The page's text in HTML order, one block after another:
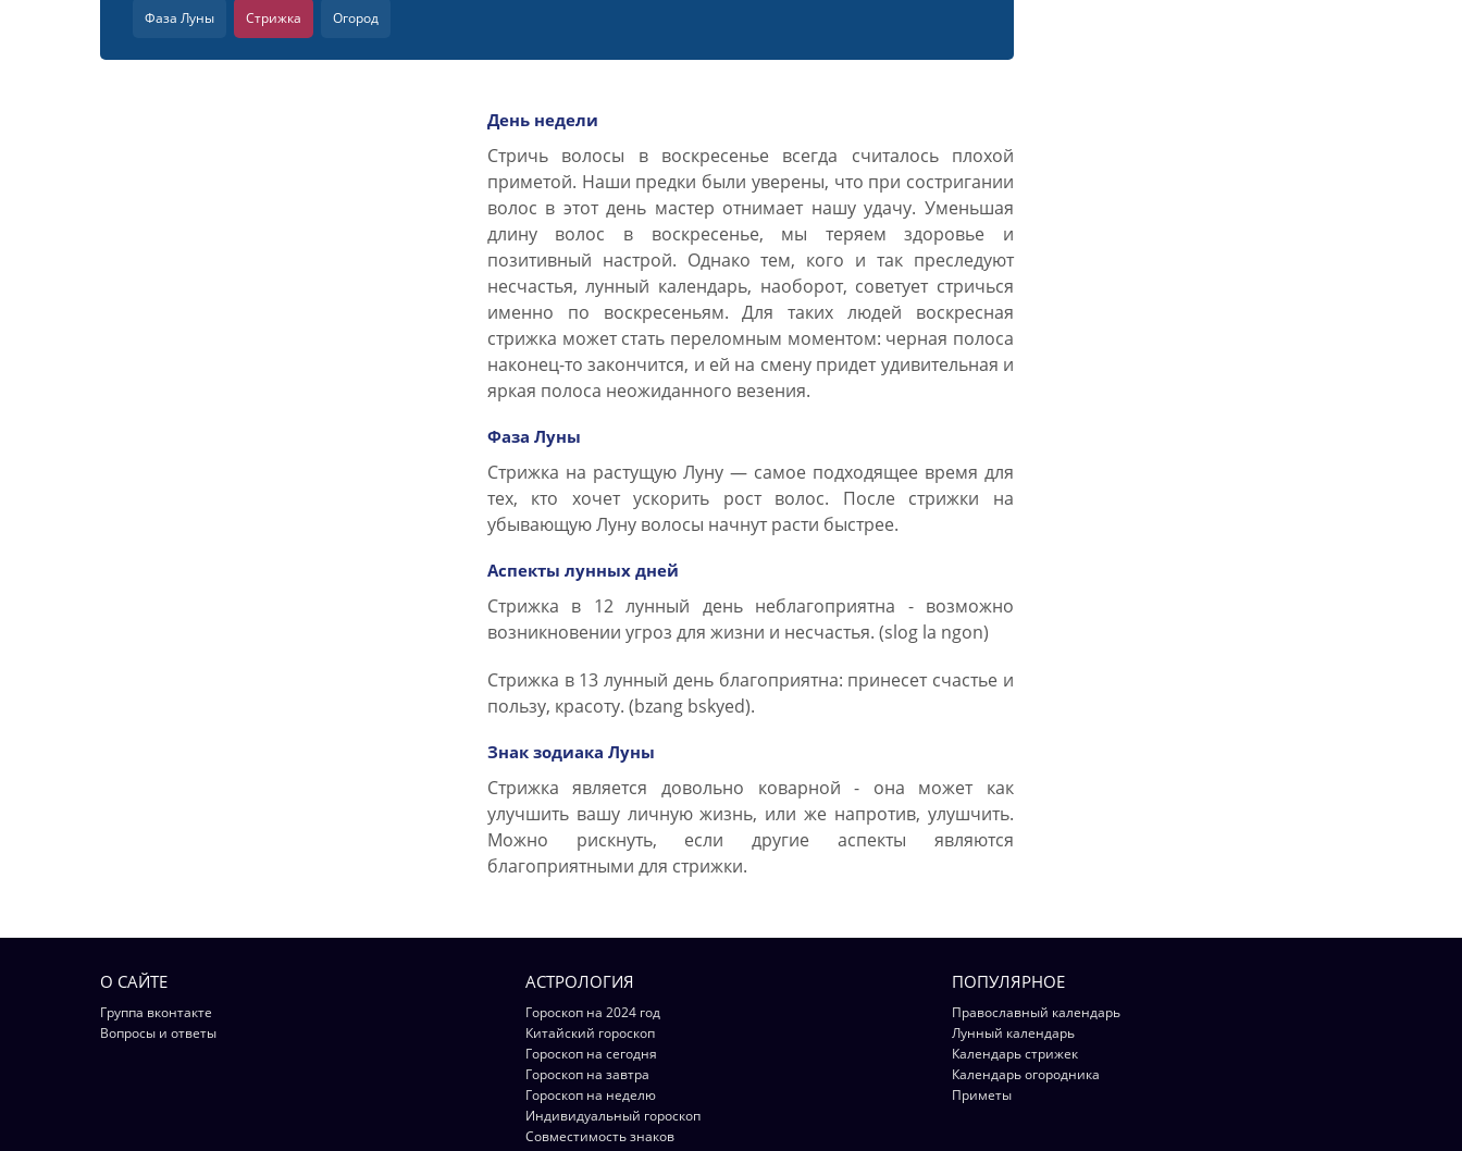
Фаза Луны Стрижка Огород
День недели
Стричь волосы в воскресенье всегда считалось плохой
приметой. Наши предки были уверены, что при состригании
волос в этот день мастер отнимает нашу удачу. Уменьшая
длину волос в воскресенье, мы теряем здоровье и
позитивный настрой. Однако тем, кого и так преследуют
несчастья, лунный календарь, наоборот, советует стричься
именно по воскресеньям. Для таких людей воскресная
стрижка может стать переломным моментом: черная полоса
наконец-то закончится, и ей на смену придет удивительная и
яркая полоса неожиданного везения.
Фаза Луны
Стрижка на растущую Луну — самое подходящее время для
тех, кто хочет ускорить рост волос. После стрижки на
убывающую Луну волосы начнут расти быстрее.
Аспекты лунных дней
Стрижка в 12 лунный день неблагоприятна - возможно
возникновении угроз для жизни и несчастья. (slog la ngon)
Стрижка в 13 лунный день благоприятна: принесет счастье и
пользу, красоту. (bzang bskyed).
Знак зодиака Луны
Стрижка является довольно коварной - она может как
улучшить вашу личную жизнь, или же напротив, улушчить.
Можно рискнуть, если другие аспекты являются
благоприятными для стрижки.
О САЙТЕ
Группа вконтакте
Вопросы и ответы
АСТРОЛОГИЯ
Гороскоп на 2024 год
Китайский гороскоп
Гороскоп на сегодня
Гороскоп на завтра
Гороскоп на неделю
Индивидуальный гороскоп
Совместимость знаков
ПОПУЛЯРНОЕ
Православный календарь
Лунный календарь
Календарь стрижек
Календарь огородника
Приметы